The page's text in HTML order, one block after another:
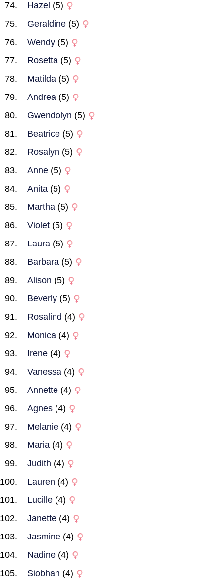
Hazel (5)
Geraldine (5)
Wendy (5)
Rosetta (5)
Matilda (5)
Andrea (5)
Gwendolyn (5)
Beatrice (5)
Rosalyn (5)
Anne (5)
Anita (5)
Martha (5)
Violet (5)
Laura (5)
Barbara (5)
Alison (5)
Beverly (5)
Rosalind (4)
Monica (4)
Irene (4)
Vanessa (4)
Annette (4)
Agnes (4)
Melanie (4)
Maria (4)
Judith (4)
Lauren (4)
Lucille (4)
Janette (4)
Jasmine (4)
Nadine (4)
Siobhan (4)